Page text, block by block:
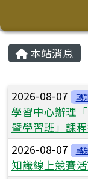
主內容區域
本站消息
文章列表
2026-08-07 轉
學習中心辦理
暨學習班」課
2026-08-07 轉
知識線上競賽活
頁尾區域